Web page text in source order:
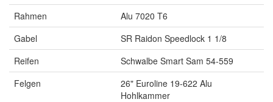
Rahmen
Alu 7020 T6
Gabel
SR Raidon Speedlock 1 1/8
Reifen
Schwalbe Smart Sam 54-559
Felgen
26" Euroline 19-622 Alu
Hohlkammer